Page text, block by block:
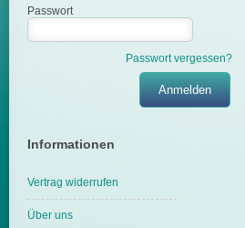
Passwort
Passwort vergessen?
Informationen
Vertrag widerrufen
Über uns